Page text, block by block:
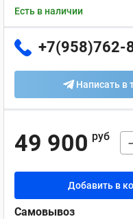
Есть в наличии
+7(958)762-
Написать в
49 900 руб
Добавить в
Самовывоз